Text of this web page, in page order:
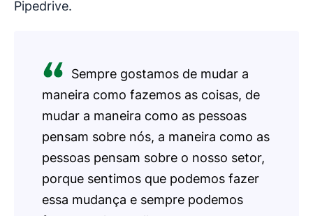
Pipedrive.
Sempre gostamos de mudar a
maneira como fazemos as coisas, de
mudar a maneira como as pessoas
pensam sobre nós, a maneira como as
pessoas pensam sobre o nosso setor,
porque sentimos que podemos fazer
essa mudança e sempre podemos